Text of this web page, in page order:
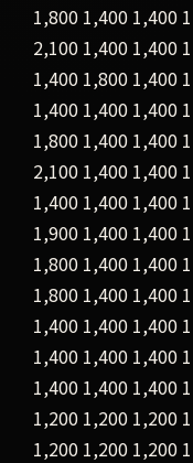
1,800 1,400 1,400
2,100 1,400 1,400
1,400 1,800 1,400
1,400 1,400 1,400
1,800 1,400 1,400
2,100 1,400 1,400
1,400 1,400 1,400
1,900 1,400 1,400
1,800 1,400 1,400
1,800 1,400 1,400
1,400 1,400 1,400
1,400 1,400 1,400
1,400 1,400 1,400
1,200 1,200 1,200
1,200 1,200 1,200